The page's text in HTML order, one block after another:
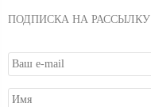
ПОДПИСКА НА РАССЫЛКУ